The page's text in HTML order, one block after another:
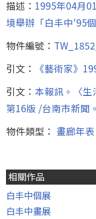
描述： 1995年04月
境舉辦「白丰中'95
物件編號：
引文：
《藝術家》
引文： 本報訊。〈生
第16版 /台南市新聞。
物件類型： 畫廊年表
相關作品
白丰中個展
白丰中畫展